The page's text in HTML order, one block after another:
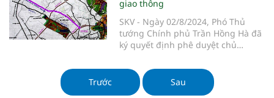
giao thông
SKV - Ngày 02/8/2024, Phó Thủ
tướng Chính phủ Trần Hồng Hà đã
ký quyết định phê duyệt chủ
đường cao tốc TP Hồ Chí Minh –
Mộc Bài (giai đoạn 1) theo phương
thức đối tác công tư (hợp đồng
Trước Sau